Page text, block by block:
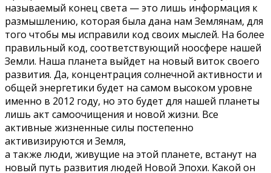
называемый конец света — это лишь информация к
размышлению, которая была дана нам Землянам, для
того чтобы мы исправили код своих мыслей. На более
правильный код, соответствующий ноосфере нашей
Земли. Наша планета выйдет на новый виток своего
развития. Да, концентрация солнечной активности и
общей энергетики будет на самом высоком уровне
именно в 2012 году, но это будет для нашей планеты
лишь акт самоочищения и новой жизни. Все
активные жизненные силы постепенно
активизируются и Земля,
а также люди, живущие на этой планете, встанут на
новый путь развития людей Новой Эпохи. Какой он